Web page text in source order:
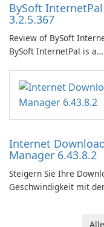
BySoft InternetPal
3.2.5.367
Review of BySoft
BySoft InternetPal is a
application designed to
monitor your internet
connection and provide
time insights into its
Internet
Manager 6.43.8.2
Steigern Sie Ihre
Geschwindigkeit mit